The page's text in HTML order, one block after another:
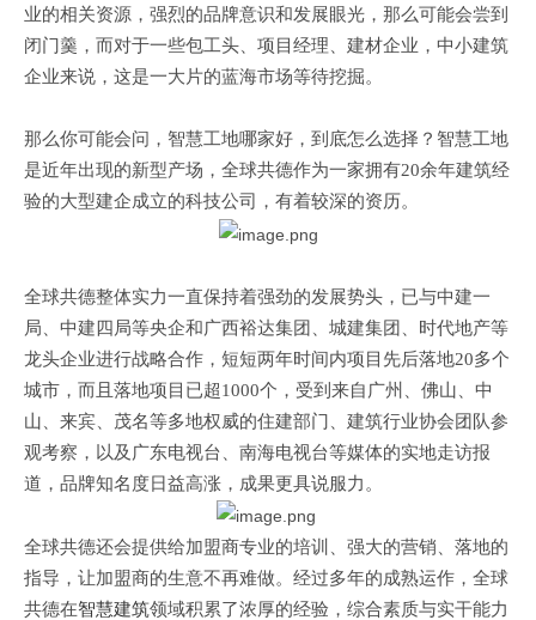
业的相关资源，强烈的品牌意识和发展眼光，那么可能会尝到
闭门羹，而对于一些包工头、项目经理、建材企业，中小建筑
企业来说，这是一大片的蓝海市场等待挖掘。
那么你可能会问，智慧工地哪家好，到底怎么选择？智慧工地
是近年出现的新型产场，全球共德作为一家拥有20余年建筑经
验的大型建企成立的科技公司， 有着较深的资历。
全球共德整体实力一直保持着强劲的发展势头，已与中建一
局、中建四局等央企和广西裕达集团、城建集团、时代地产等
龙头企业进行战略合作，短短两年时间内项目先后落地20多个
城市，而且落地项目已超1000个，受到来自广州、佛山、中
山、来宾、茂名等多地权威的住建部门、建筑行业协会团队参
观考察，以及广东电视台、南海电视台等媒体的实地走访报
道，品牌知名度日益高涨，成果更具说服力。
全球共德还会提供给加盟商专业的培训、强大的营销、落地的
指导，让加盟商的生意不再难做。经过多年的成熟运作，全球
共德在智慧建筑领域积累了浓厚的经验，综合素质与实干能力